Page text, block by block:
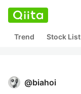
Trend Stock List
@biahoi